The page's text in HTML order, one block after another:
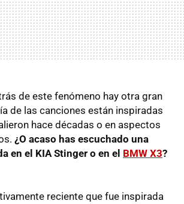
de este fenómeno hay otra gran
de las canciones están inspiradas
hace décadas o en aspectos
¿O acaso has escuchado una
en el KIA Stinger o en el BMW X3?
reciente que fue inspirada